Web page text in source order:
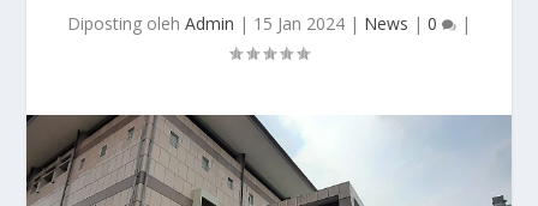
Diposting oleh Admin | 15 Jan 2024 | News | 0 |